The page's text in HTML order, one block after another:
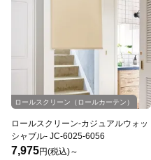
JCオリジナル
ロールスクリーン（ロールカーテン）
ロールスクリーン-カジュアルウォッ
シャブル- JC-6025-6056
7,975円(税込)～